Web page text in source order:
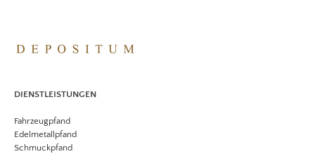
DIENSTLEISTUNGEN
Fahrzeugpfand
Edelmetallpfand
Schmuckpfand